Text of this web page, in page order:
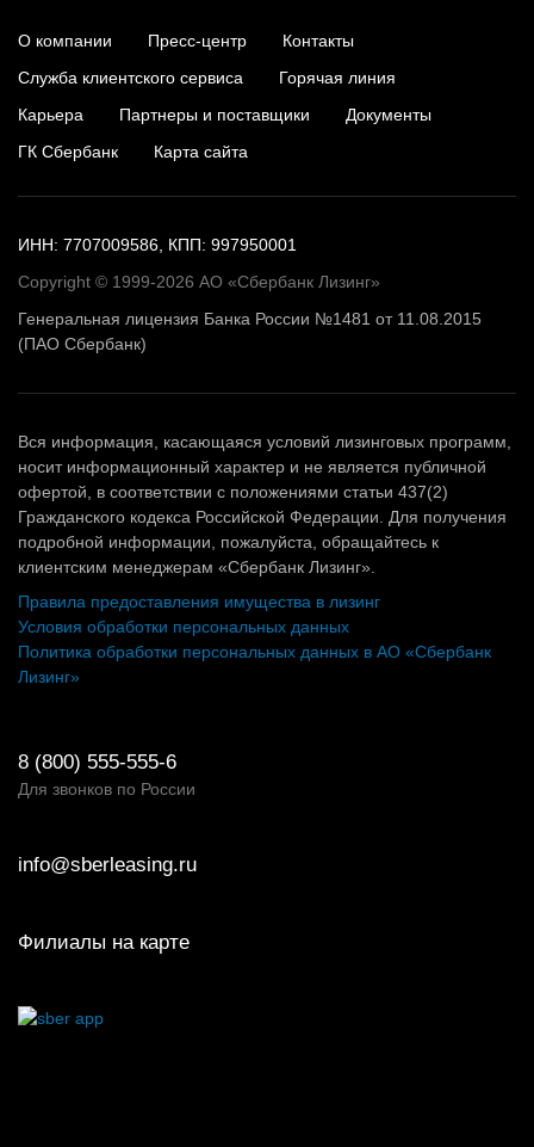
О компании Пресс-центр
Контакты
Служба клиентского сервиса
Горячая линия
Карьера
Партнеры и поставщики
Документы
ГК Сбербанк
Карта сайта
ИНН: 7707009586, КПП: 997950001
Copyright © 1999-2026 АО «Сбербанк Лизинг»
Генеральная лицензия Банка России №1481 от 11.08.2015
(ПАО Сбербанк)
Вся информация, касающаяся условий лизинговых программ,
носит информационный характер и не является публичной
офертой, в соответствии с положениями статьи 437(2)
Гражданского кодекса Российской Федерации. Для получения
подробной информации, пожалуйста, обращайтесь к
клиентским менеджерам «Сбербанк Лизинг».
Правила предоставления имущества в лизинг
Условия обработки персональных данных
Политика обработки персональных данных в АО «Сбербанк
Лизинг»
8 (800) 555-555-6
Для звонков по России
info@sberleasing.ru
Филиалы на карте